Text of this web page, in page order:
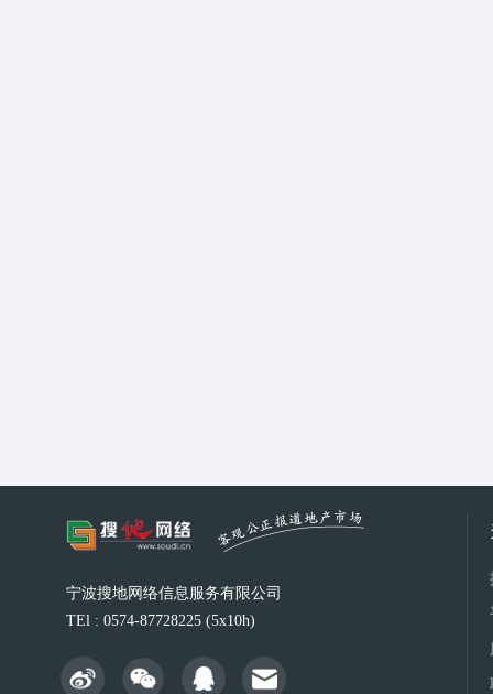
宁波搜地网络信息服务有限公司
TEl : 0574-87728225 (5x10h)